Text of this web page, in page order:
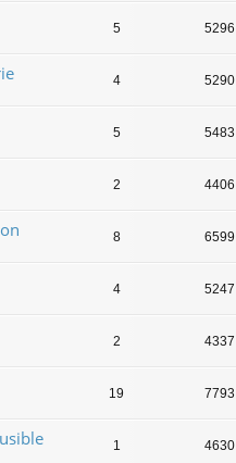
5 5296
4 5290
5 5483
2 4406
8 6599
4 5247
2 4337
19 7793
1 4630